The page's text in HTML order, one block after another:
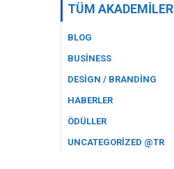
TÜM AKADEMILER
BLOG
BUSINESS
DESIGN / BRANDING
HABERLER
ÖDÜLLER
UNCATEGORIZED @TR